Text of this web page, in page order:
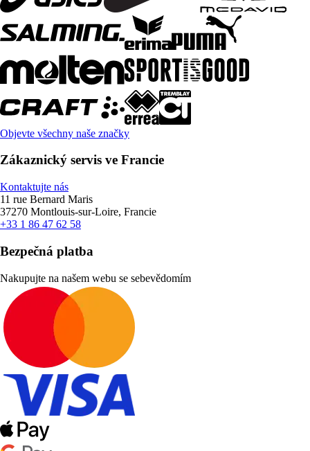
Objevte všechny naše značky
Zákaznický servis ve Francie
Kontaktujte nás
11 rue Bernard Maris
37270 Montlouis-sur-Loire, Francie
+33 1 86 47 62 58
Bezpečná platba
Nakupujte na našem webu se sebevědomím